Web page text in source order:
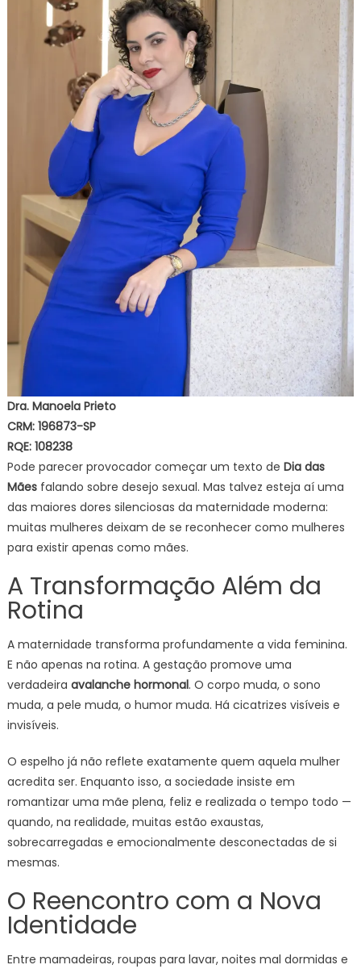
Dra. Manoela Prieto
CRM: 196873-SP
RQE: 108238
Pode parecer provocador começar um texto de Dia das
Mãesfalando sobre desejo sexual. Mas talvez esteja aí uma
das maiores dores silenciosas da maternidade moderna:
muitas mulheres deixam de se reconhecer como mulheres
para existir apenas como mães.
A Transformação Além da
Rotina
A maternidade transforma profundamente a vida feminina.
E não apenas na rotina. A gestação promove uma
verdadeira avalanche hormonal. O corpo muda, o sono
muda, a pele muda, o humor muda. Há cicatrizes visíveis e
invisíveis.
O espelho já não reflete exatamente quem aquela mulher
acredita ser. Enquanto isso, a sociedade insiste em
romantizar uma mãe plena, feliz e realizada o tempo todo —
quando, na realidade, muitas estão exaustas,
sobrecarregadas e emocionalmente desconectadas de si
mesmas.
O Reencontro com a Nova
Identidade
Entre mamadeiras, roupas para lavar, noites mal dormidas e